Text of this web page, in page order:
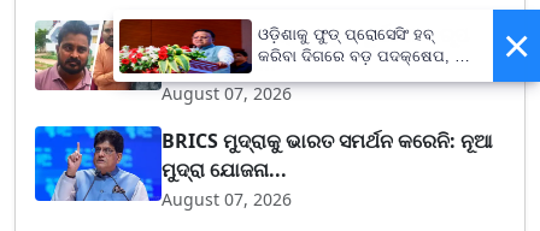
'ସ୍ୱାମୀଙ୍କ ହତ୍ୟାକୁ ସଡ଼କ ଦୁର୍ଘଟଣାର ରୂପ
ଦେବା', ସ୍ତ୍ର...
August 07, 2026
BRICS ମୁଦ୍ରାକୁ ଭାରତ ସମର୍ଥନ କରେନି: ନୂଆ
ମୁଦ୍ରା ଯୋଜନା...
August 07, 2026
×
ଓଡ଼ିଶାକୁ ଫୁଡ୍ ପ୍ରୋସେସିଂ ହବ୍
କରିବା ଦିଗରେ ବଡ଼ ପଦକ୍ଷେପ, ୪୨
ହଜାରରୁ ଅଧିକ ନିଯୁକ୍ତି ସୁଯୋଗ